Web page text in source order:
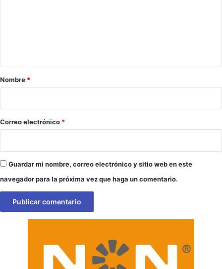
r
*
Nombre *
Correo electrónico *
Guardar mi nombre, correo electrónico y sitio web en este
navegador para la próxima vez que haga un comentario.